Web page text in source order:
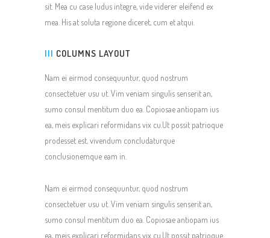
sit. Mea cu case ludus integre, vide viderer eleifend ex
mea. His at soluta regione diceret, cum et atqui.
III COLUMNS LAYOUT
Nam ei eirmod consequuntur, quod nostrum
consectetuer usu ut. Vim veniam singulis senserit an,
sumo consul mentitum duo ea. Copiosae antiopam ius
ea, meis explicari reformidans vix cu.Ut possit patrioque
prodesset est, vivendum concludaturque
conclusionemque eam in.
Nam ei eirmod consequuntur, quod nostrum
consectetuer usu ut. Vim veniam singulis senserit an,
sumo consul mentitum duo ea. Copiosae antiopam ius
ea, meis explicari reformidans vix cu.Ut possit patrioque